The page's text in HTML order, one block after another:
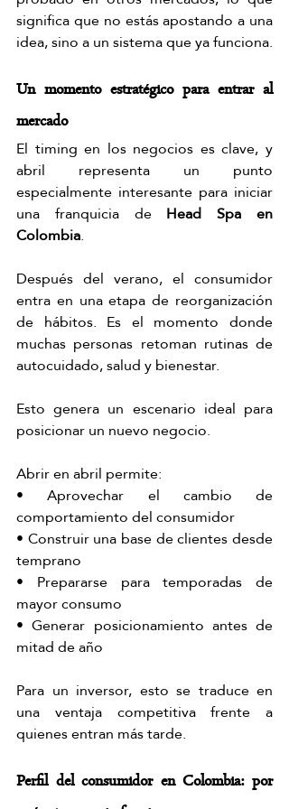
significa que no estás apostando a una
idea, sino a un sistema que ya funciona.
Un momento estratégico para entrar al
mercado
El timing en los negocios es clave, y
abril representa un punto
especialmente interesante para iniciar
una franquicia de Head Spa en
Colombia.
Después del verano, el consumidor
entra en una etapa de reorganización
de hábitos. Es el momento donde
muchas personas retoman rutinas de
autocuidado, salud y bienestar.
Esto genera un escenario ideal para
posicionar un nuevo negocio.
Abrir en abril permite:
• Aprovechar el cambio de
comportamiento del consumidor
• Construir una base de clientes desde
temprano
• Prepararse para temporadas de
mayor consumo
• Generar posicionamiento antes de
mitad de año
Para un inversor, esto se traduce en
una ventaja competitiva frente a
quienes entran más tarde.
Perfil del consumidor en Colombia: por